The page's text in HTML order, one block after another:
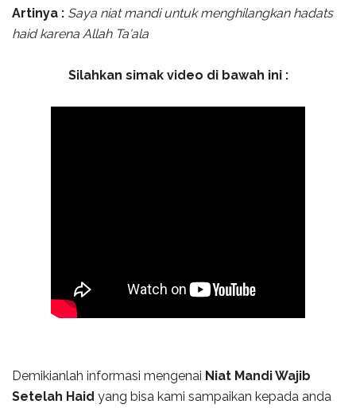
Artinya : Saya niat mandi untuk menghilangkan hadats
haid karena Allah Ta'ala
Silahkan simak video di bawah ini :
Demikianlah informasi mengenai Niat Mandi Wajib
Setelah Haid yang bisa kami sampaikan kepada anda